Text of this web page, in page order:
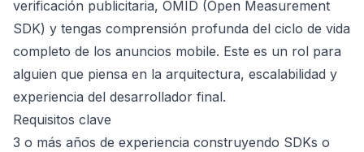
verificación publicitaria, OMID (Open Measurement
SDK) y tengas comprensión profunda del ciclo de vida
completo de los anuncios mobile. Este es un rol para
alguien que piensa en la arquitectura, escalabilidad y
experiencia del desarrollador final.
Requisitos clave
3 o más años de experiencia construyendo SDKs o